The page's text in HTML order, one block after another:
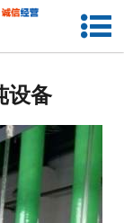
首页
中心
设备
设备